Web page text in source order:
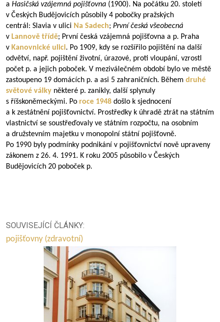
a Hasičská vzájemná pojišťovna (1900). Na počátku 20. století
v Českých Budějovicích působily 4 pobočky pražských
centrál: Slavia v ulici Na Sadech; První česká všeobecná
v Lannově třídě; První česká vzájemná pojišťovna a p. Praha
v Kanovnické ulici. Po 1909, kdy se rozšířilo pojištění na další
odvětví, např. pojištění životní, úrazové, proti vloupání, vzrostl
počet p. a jejich poboček. V meziválečném období bylo ve městě
zastoupeno 19 domácích p. a asi 5 zahraničních. Během druhé
světové války některé p. zanikly, další splynuly
s říšskoněmeckými. Po roce 1948 došlo k sjednocení
a k zestátnění pojišťovnictví. Prostředky k úhradě ztrát na státním
vlastnictví se soustřeďovaly ve státním rozpočtu, na osobním
a družstevním majetku v monopolní státní pojišťovně.
Po 1990 byly podmínky podnikání v pojišťovnictví nově upraveny
zákonem z 26. 4. 1991. K roku 2005 působilo v Českých
Budějovicích 20 poboček p.
SOUVISEJÍCÍ ČLÁNKY:
pojišťovny (zdravotní)